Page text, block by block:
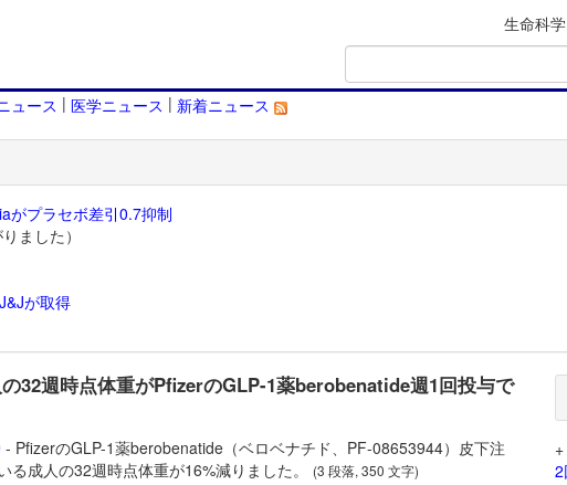
生命科
ュース | 医学ニュース | 新着ニュース
がプラセボ差引0.7抑制
ました）
が取得
32週時点体重がPfizerのGLP-1薬berobenatide週1回投与で
- PfizerのGLP-1薬berobenatide（ベロベナチド、PF-08653944）皮下注
る成人の32週時点体重が16%減りました。
(3 段落, 350 文字)
+
2